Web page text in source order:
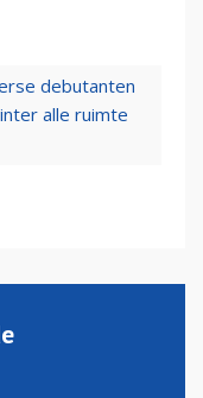
debutanten
alle ruimte